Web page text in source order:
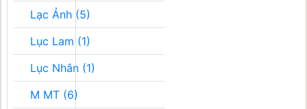
Lạc Ảnh (5)
Lục Lam (1)
Lục Nhân (1)
M MT (6)